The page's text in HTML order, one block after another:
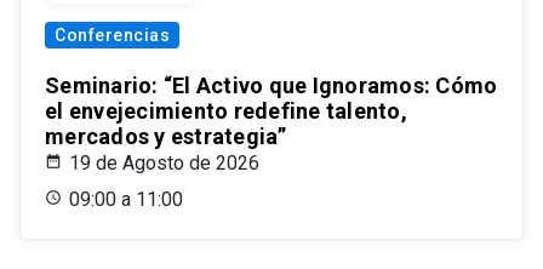
Conferencias
Seminario: “El Activo que Ignoramos: Cómo
el envejecimiento redefine talento,
mercados y estrategia”
19 de Agosto de 2026
09:00 a 11:00